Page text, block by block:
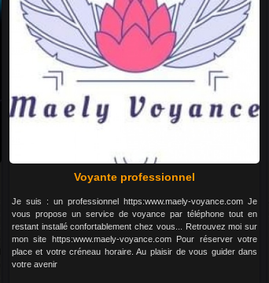
Voyante professionnel
Je suis : un professionnel https:www.maely-voyance.com Je
vous propose un service de voyance par téléphone tout en
restant installé confortablement chez vous... Retrouvez moi sur
mon site https:www.maely-voyance.com Pour réserver votre
place et votre créneau horaire. Au plaisir de vous guider dans
votre avenir